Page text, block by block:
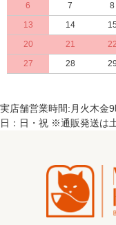
6
7 8
13
14 15
20
21 22
27
28 29
実店舗営業時間:月火木
日：日・祝 ※通販発送は